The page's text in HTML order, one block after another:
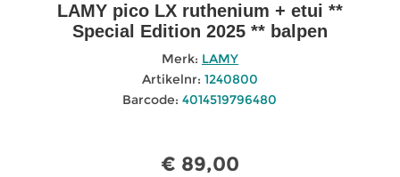
LAMY pico LX ruthenium + etui **
Special Edition 2025 ** balpen
Merk: LAMY
Artikelnr: 1240800
Barcode: 4014519796480
€ 89,00